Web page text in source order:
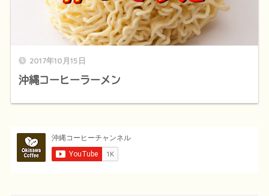
2017年10月15日
沖縄コーヒーラーメン